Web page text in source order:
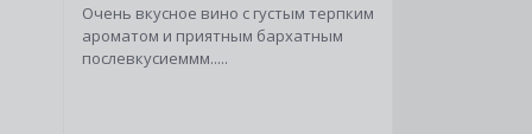
Очень вкусное вино с густым терпким
ароматом и приятным бархатным
послевкусиеммм.....